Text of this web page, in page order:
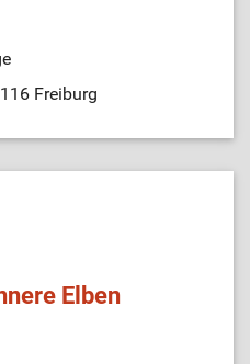
Freiburg
Elben